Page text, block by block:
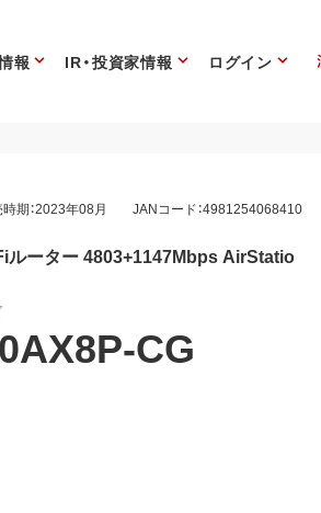
報 IR・投資家情報 ログイン
期：2023年08月 JANコード：4981254068410
ルーター 4803+1147Mbps AirStatio
CG